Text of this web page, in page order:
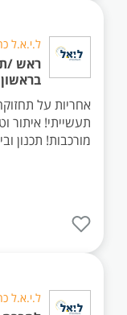
ל.י.א.ל
ראש /ת
אחריות על
תעשייתי! איתור
מורכבות! תכנון
ל.י.א.ל